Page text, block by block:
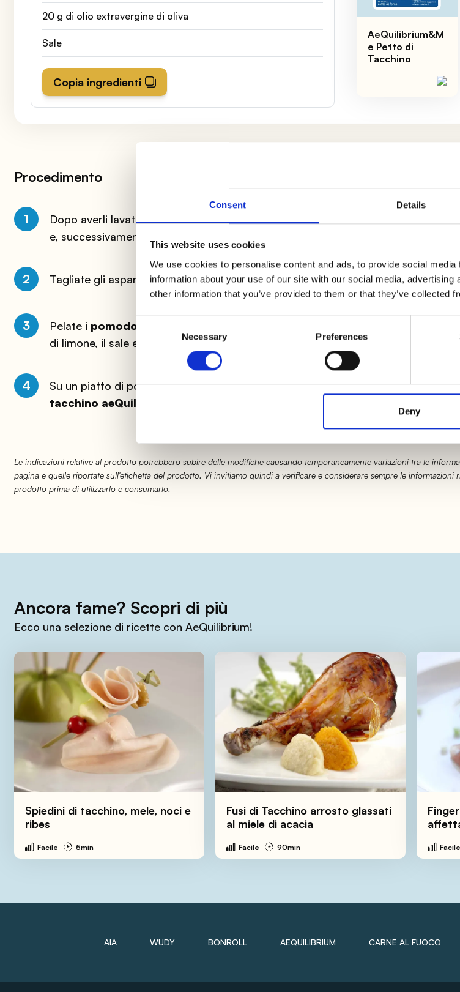
Consent Details
This website uses cookies
We use cookies to personalise content and ads, to provide social
information about your use of our site with our social media,
other information that you’ve provided to them or that they’ve collected
Necessary Preferences
Deny
20 g di olio extravergine di oliva
Sale
Copia ingredienti
AeQuilibrium&M
e Petto di
Tacchino
Procedimento
1 Dopo averli lavati e mondati della parte dura del gambo, fate cuocere gli
e, successivamente, fateli raffreddare.
2 Tagliate gli asparagi a losanghe mantenendo le punte intere.
3 Pelate i pomodori
di limone, il sale e l’aneto.
4 Su un piatto di portata o nella vostra schiscetta per il pranzo, sistemate
tacchino aeQuilibrium
Le indicazioni relative al prodotto potrebbero subire delle modifiche causando temporaneamente variazioni tra le
pagina e quelle riportate sull'etichetta del prodotto. Vi invitiamo quindi a verificare e considerare sempre le informazioni
prodotto prima di utilizzarlo e consumarlo.
Ancora fame? Scopri di più
Ecco una selezione di ricette con AeQuilibrium!
Spiedini di tacchino, mele, noci e
ribes
Facile 5min
Fusi di Tacchino arrosto glassati
al miele di acacia
Facile 90min Facile
AIA WUDY BONROLL AEQUILIBRIUM CARNE AL FUOCO